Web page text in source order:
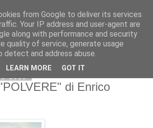
2018
di Enrico
from Google to deliver its services
Your IP address and user-agent are
along with performance and security
quality of service, generate usage
and address abuse.
LEARN MORE GOT IT